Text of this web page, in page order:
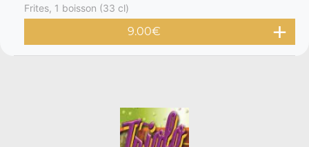
Frites, 1 boisson (33 cl)
9.00€